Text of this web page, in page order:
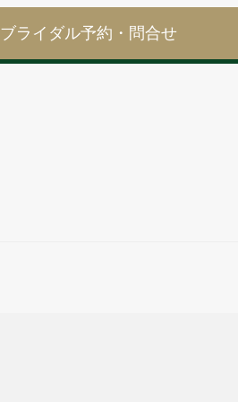
ブライダル予約・問合せ